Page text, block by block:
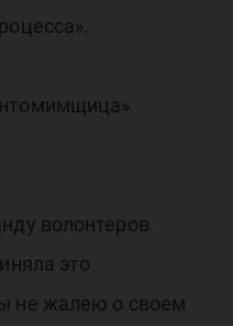
волонтеров
это
не жалею о своем